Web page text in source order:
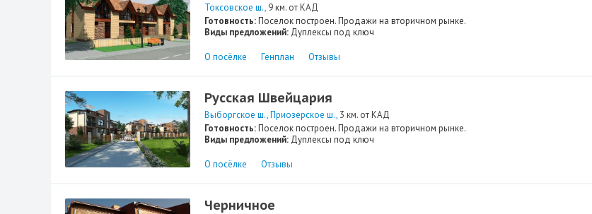
Токсовское ш. 9 км. от КАД
Готовность:Поселок построен. Продажи на вторичном рынке.
Виды предложений: Дуплексы под ключ
О посёлке Генплан Отзывы
Русская Швейцария
Выборгское ш. Приозерское ш. 3 км. от КАД
Готовность:Поселок построен. Продажи на вторичном рынке.
Виды предложений: Дуплексы под ключ
О посёлке Отзывы
Черничное